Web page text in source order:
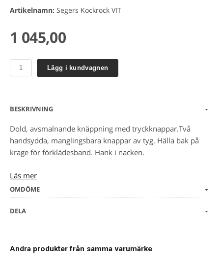
Artikelnamn: Segers Kockrock VIT
1 045,00
Lägg i kundvagnen
BESKRIVNING
Dold, avsmalnande knäppning med tryckknappar.Två
handsydda, manglingsbara knappar av tyg. Hälla bak på
krage för förklädesband. Hank i nacken.
Storlekar:
C44–C60
Färger:
Läs mer
OMDÖME
DELA
Andra produkter från samma varumärke